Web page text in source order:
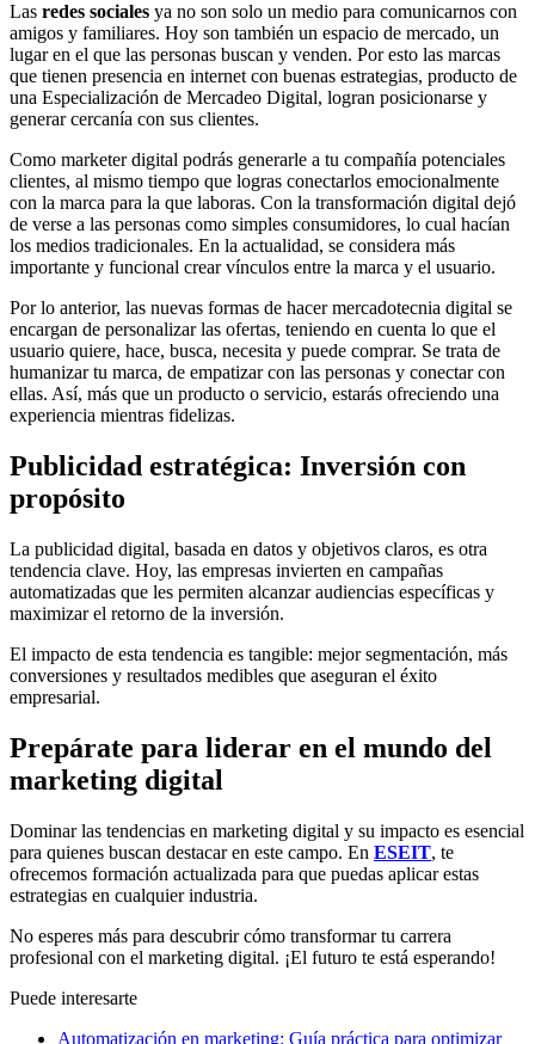
Las redes sociales ya no son solo un medio para comunicarnos con
amigos y familiares. Hoy son también un espacio de mercado, un
lugar en el que las personas buscan y venden. Por esto las marcas
que tienen presencia en internet con buenas estrategias, producto de
una Especialización de Mercadeo Digital, logran posicionarse y
generar cercanía con sus clientes.
Como marketer digital podrás generarle a tu compañía potenciales
clientes, al mismo tiempo que logras conectarlos emocionalmente
con la marca para la que laboras. Con la transformación digital dejó
de verse a las personas como simples consumidores, lo cual hacían
los medios tradicionales. En la actualidad, se considera más
importante y funcional crear vínculos entre la marca y el usuario.
Por lo anterior, las nuevas formas de hacer mercadotecnia digital se
encargan de personalizar las ofertas, teniendo en cuenta lo que el
usuario quiere, hace, busca, necesita y puede comprar. Se trata de
humanizar tu marca, de empatizar con las personas y conectar con
ellas. Así, más que un producto o servicio, estarás ofreciendo una
experiencia mientras fidelizas.
Publicidad estratégica: Inversión con
propósito
La publicidad digital, basada en datos y objetivos claros, es otra
tendencia clave. Hoy, las empresas invierten en campañas
automatizadas que les permiten alcanzar audiencias específicas y
maximizar el retorno de la inversión.
El impacto de esta tendencia es tangible: mejor segmentación, más
conversiones y resultados medibles que aseguran el éxito
empresarial.
Prepárate para liderar en el mundo del
marketing digital
Dominar las tendencias en marketing digital y su impacto es esencial
para quienes buscan destacar en este campo. En ESEIT, te
ofrecemos formación actualizada para que puedas aplicar estas
estrategias en cualquier industria.
No esperes más para descubrir cómo transformar tu carrera
profesional con el marketing digital. ¡El futuro te está esperando!
Puede interesarte
Automatización en marketing: Guía práctica para optimizar